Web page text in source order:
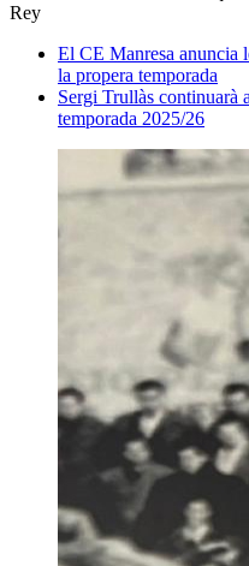
Rey
El CE Manresa anuncia
la propera temporada
Sergi Trullàs continuarà
temporada 2025/26